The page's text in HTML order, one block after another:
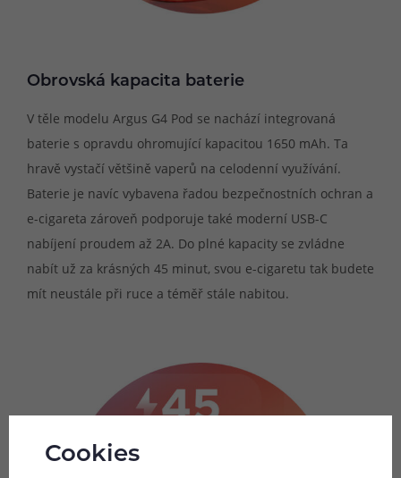
Obrovská kapacita baterie
V těle modelu Argus G4 Pod se nachází integrovaná
baterie s opravdu ohromující kapacitou 1650 mAh. Ta
hravě vystačí většině vaperů na celodenní využívání.
Baterie je navíc vybavena řadou bezpečnostních ochran a
e-cigareta zároveň podporuje také moderní USB-C
nabíjení proudem až 2A. Do plné kapacity se zvládne
nabít už za krásných 45 minut, svou e-cigaretu tak budete
mít neustále při ruce a téměř stále nabitou.
Cookies